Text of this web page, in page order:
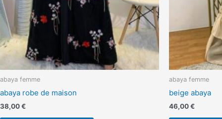
abaya femme
abaya robe de maison
38,00€
sur
page
du
produit
abaya femme
beige abaya
46,00€